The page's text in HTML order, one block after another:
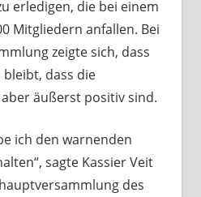
erledigen, die bei einem
Mitgliedern anfallen. Bei
zeigte sich, dass
dass die
äußerst positiv sind.
ich den warnenden
sagte Kassier Veit
des